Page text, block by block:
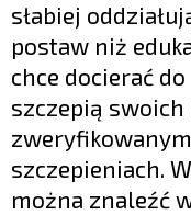
słabiej
postaw niż
chce docierać
szczepią
szczepieniach.
można znaleźć